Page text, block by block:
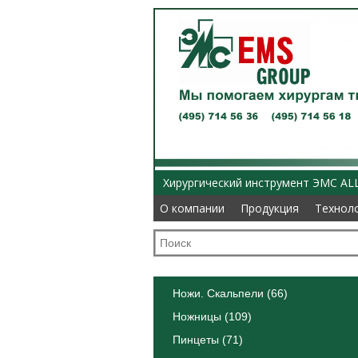
Хирургический инструмент ЭМС
О компании
Продукция
О компании
Продукция
Ножи. Скальпели (66)
Ножницы (109)
Пинцеты (71)